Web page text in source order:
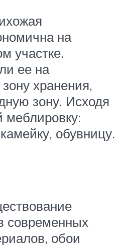
на
участке.
ее на
хранения,
зону. Исходя
меблировку:
обувницу.
современных
обои